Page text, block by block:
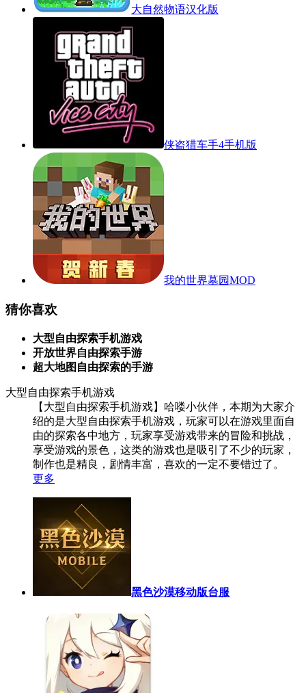
大自然物语汉化版
侠盗猎车手4手机版
我的世界墓园MOD
猜你喜欢
大型自由探索手机游戏
开放世界自由探索手游
超大地图自由探索的手游
大型自由探索手机游戏
【大型自由探索手机游戏】哈喽小伙伴，本期为大家介
绍的是大型自由探索手机游戏，玩家可以在游戏里面自
由的探索各中地方，玩家享受游戏带来的冒险和挑战，
享受游戏的景色，这类的游戏也是吸引了不少的玩家，
制作也是精良，剧情丰富，喜欢的一定不要错过了。
更多
黑色沙漠移动版台服